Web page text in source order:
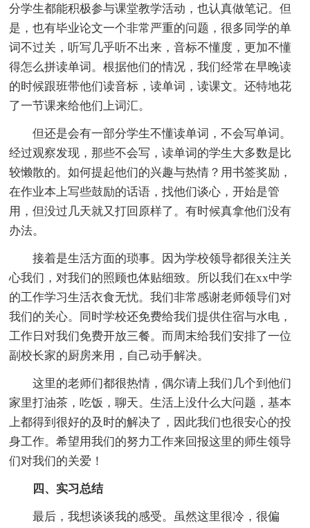
分学生都能积极参与课堂教学活动，也认真做笔记。但
是，也有毕业论文一个非常严重的问题，很多同学的单
词不过关，听写几乎听不出来，音标不懂度，更加不懂
得怎么拼读单词。根据他们的情况，我们经常在早晚读
的时候跟班带他们读音标，读单词，读课文。还特地花
了一节课来给他们上词汇。
但还是会有一部分学生不懂读单词，不会写单词。
经过观察发现，那些不会写，读单词的学生大多数是比
较懒散的。如何提起他们的兴趣与热情？用书签奖励，
在作业本上写些鼓励的话语，找他们谈心，开始是管
用，但没过几天就又打回原样了。有时候真拿他们没有
办法。
接着是生活方面的琐事。因为学校领导都很关注关
心我们，对我们的照顾也体贴细致。所以我们在xx中学
的工作学习生活衣食无忧。我们非常感谢老师领导们对
我们的关心。同时学校还免费给我们提供住宿与水电，
工作日对我们免费开放三餐。而周末给我们安排了一位
副校长家的厨房来用，自己动手解决。
这里的老师们都很热情，偶尔请上我们几个到他们
家里打油茶，吃饭，聊天。生活上没什么大问题，基本
上都得到很好的及时的解决了，因此我们也很安心的投
身工作。希望用我们的努力工作来回报这里的师生领导
们对我们的关爱！
四、实习总结
最后，我想谈谈我的感受。虽然这里很冷，很偏